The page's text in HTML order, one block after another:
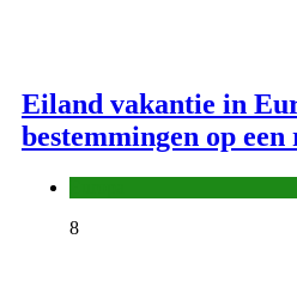
Eiland vakantie in
bestemmingen op
8